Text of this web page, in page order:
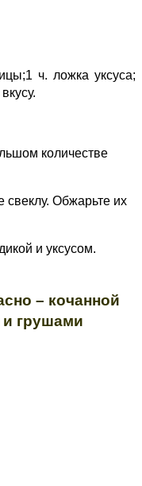
ч. ложка уксуса;
количестве
свеклу. Обжарьте их
и уксусом.
– кочанной
грушами